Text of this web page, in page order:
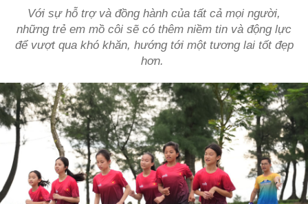
Với sự hỗ trợ và đồng hành của tất cả mọi người,
những trẻ em mồ côi sẽ có thêm niềm tin và động lực
để vượt qua khó khăn, hướng tới một tương lai tốt đẹp
hơn.